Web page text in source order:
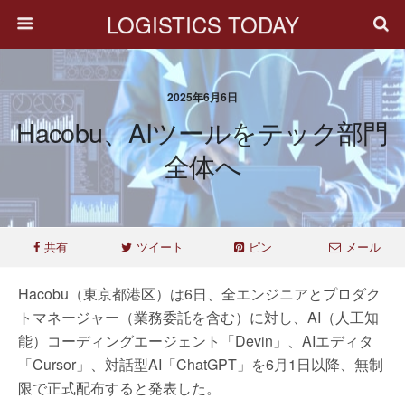
LOGISTICS TODAY
2025年6月6日
Hacobu、AIツールをテック部門
全体へ
共有 ツイート ピン メール
Hacobu（東京都港区）は6日、全エンジニアとプロダク
トマネージャー（業務委託を含む）に対し、AI（人工知
能）コーディングエージェント「Devin」、AIエディタ
「Cursor」、対話型AI「ChatGPT」を6月1日以降、無制
限で正式配布すると発表した。